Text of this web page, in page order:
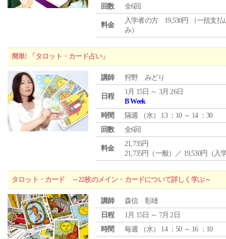
回数
全6回
料金
入学者の方 19,530円 （一括支払
み）
簡単! 「タロット・カード占い」
講師 狩野 みどり
日程
1月 15日 ～ 3月 26日
B Week
時間
隔週 （水） 13 ：10 ～ 14 ：30
回数
全6回
料金
21,735円
21,735円（一般）／ 19,530円（入
タロット・カード ～22枚のメイン・カードについて詳しく学ぶ～
講師
森信 彰雄
日程
1月 15日 ～ 7月 2日
時間
毎週 （水） 14 ：50 ～ 16 ：10